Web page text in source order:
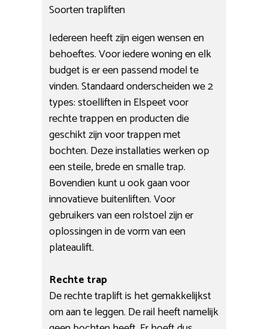
Soorten trapliften
Iedereen heeft zijn eigen wensen en
behoeftes. Voor iedere woning en elk
budget is er een passend model te
vinden. Standaard onderscheiden we 2
types: stoelliften in Elspeet voor
rechte trappen en producten die
geschikt zijn voor trappen met
bochten. Deze installaties werken op
een steile, brede en smalle trap.
Bovendien kunt u ook gaan voor
innovatieve buitenliften. Voor
gebruikers van een rolstoel zijn er
oplossingen in de vorm van een
plateaulift.
Rechte trap
De rechte traplift is het gemakkelijkst
om aan te leggen. De rail heeft namelijk